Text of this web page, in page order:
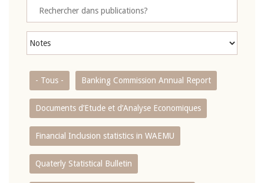
- Tous - Banking Commission Annual Report
Documents d’Etude et d’Analyse Economiques
Financial Inclusion statistics in WAEMU
Quaterly Statistical Bulletin